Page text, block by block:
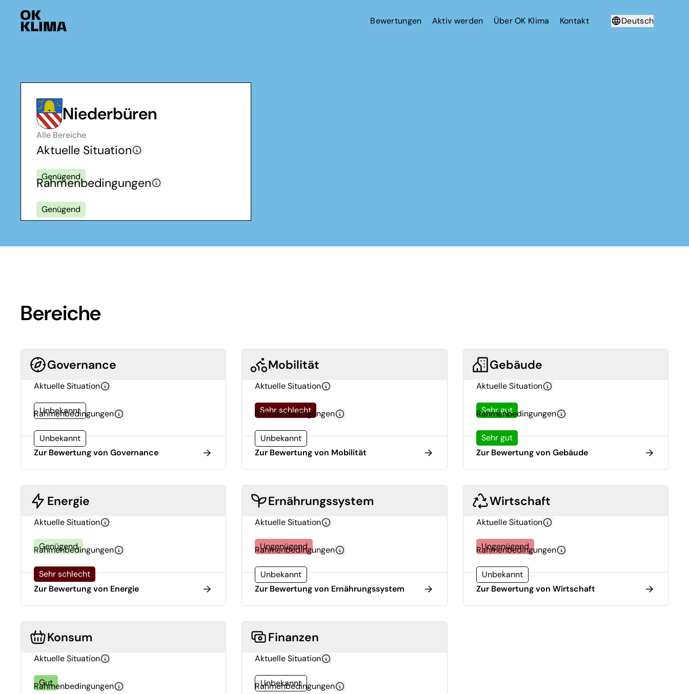
Bewertungen Aktiv werden Über OK Klima Kontakt
Deutsch
Niederbüren
Alle Bereiche
Aktuelle Situation
Genügend
Rahmenbedingungen
Genügend
Bereiche
Governance
Aktuelle Situation
Unbekannt
Rahmenbedingungen
Unbekannt
Zur Bewertung von Governance
Mobilität
Aktuelle Situation
Sehr schlecht
Rahmenbedingungen
Unbekannt
Zur Bewertung von Mobilität
Gebäude
Aktuelle Situation
Sehr gut
Rahmenbedingungen
Sehr gut
Zur Bewertung von Gebäude
Energie
Aktuelle Situation
Genügend
Rahmenbedingungen
Sehr schlecht
Zur Bewertung von Energie
Ernährungssystem
Aktuelle Situation
Ungenügend
Rahmenbedingungen
Unbekannt
Zur Bewertung von Ernährungssystem
Wirtschaft
Aktuelle Situation
Ungenügend
Rahmenbedingungen
Unbekannt
Zur Bewertung von Wirtschaft
Konsum
Aktuelle Situation
Gut
Rahmenbedingungen
Finanzen
Aktuelle Situation
Unbekannt
Rahmenbedingungen